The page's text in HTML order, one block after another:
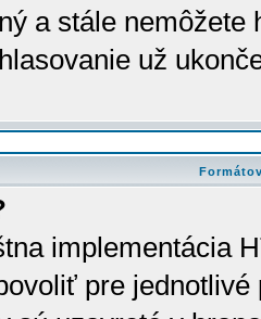
a stále
už
implementácia
pre